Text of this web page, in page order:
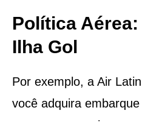
Política
Ilha Gol
Por exemplo, a Air
você adquira